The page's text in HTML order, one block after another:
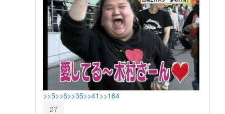
>>5>>8>>35>>41 >>164
27